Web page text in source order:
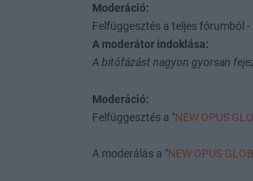
Moderáció:
Felfüggesztés a teljes fórumból
A moderátor indoklása:
A bitófázást nagyon gyorsan
Moderáció:
Felfüggesztés a "NEW OPUS
A moderálás a "NEW OPUS